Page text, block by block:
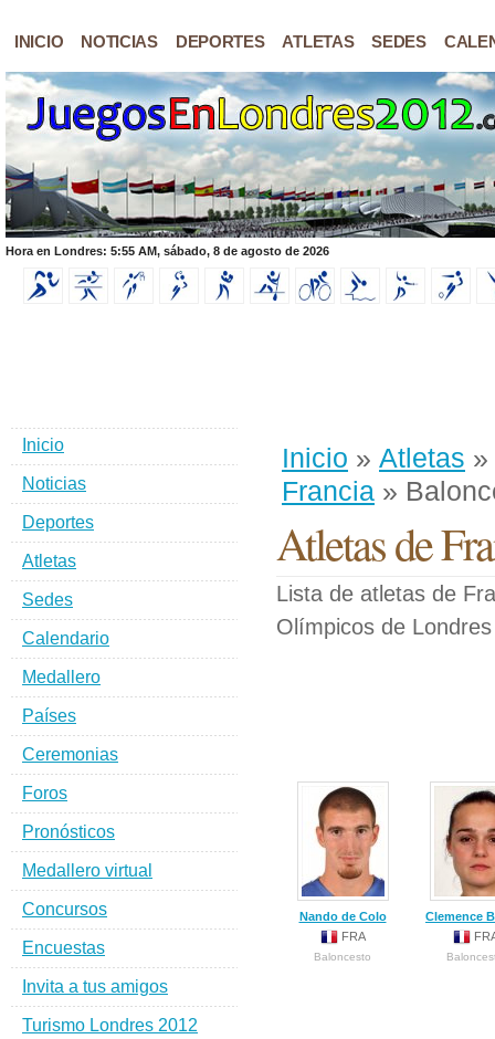
INICIO NOTICIAS DEPORTES ATLETAS SEDES
Hora en Londres: 5:55 AM, sábado, 8 de agosto de 2026
Inicio » Atletas »
Francia »
Atletas de
Lista de atletas de
Olímpicos de
Nando de Colo
FRA
Baloncesto
Clemence
Inicio
Noticias
Deportes
Atletas
Sedes
Calendario
Medallero
Países
Ceremonias
Foros
Pronósticos
Medallero virtual
Concursos
Encuestas
Invita a tus amigos
Turismo Londres 2012